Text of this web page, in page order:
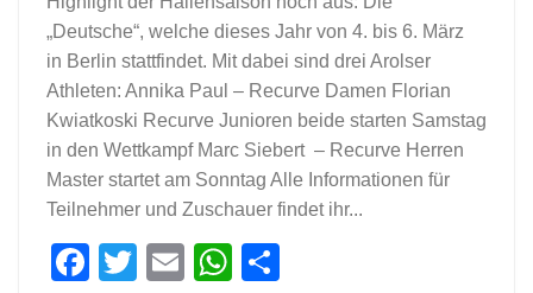
„Deutsche“, welche dieses Jahr von 4. bis 6. März
in Berlin stattfindet. Mit dabei sind drei Arolser
Athleten: Annika Paul – Recurve Damen Florian
Kwiatkoski Recurve Junioren beide starten Samstag
in den Wettkampf Marc Siebert – Recurve Herren
Master startet am Sonntag Alle Informationen für
Teilnehmer und Zuschauer findet ihr...
Facebook
Twitter
EmailWhatsApp